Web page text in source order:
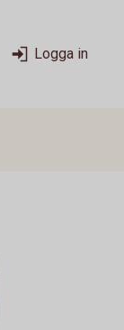
Logga in